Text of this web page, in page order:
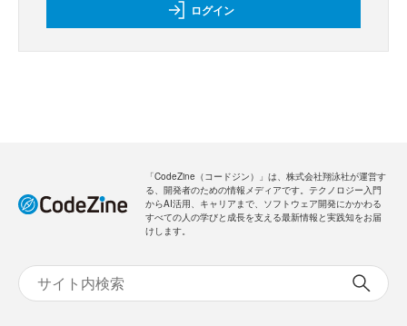
ログイン
「CodeZine（コードジン）」は、株式会社翔泳社が運営す
る、開発者のための情報メディアです。テクノロジー入門
からAI活用、キャリアまで、ソフトウェア開発にかかわる
すべての人の学びと成長を支える最新情報と実践知をお届
けします。